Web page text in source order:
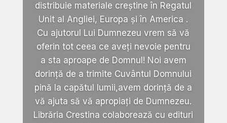
distribuie materiale creștine în Regatul
Unit al Angliei, Europa și în America .
Cu ajutorul Lui Dumnezeu vrem să vă
oferin tot ceea ce aveți nevoie pentru
a sta aproape de Domnul! Noi avem
dorință de a trimite Cuvântul Domnului
pină la capătul lumii,avem dorință de a
vă ajuta să vă apropiați de Dumnezeu.
Librăria Crestina colaborează cu edituri